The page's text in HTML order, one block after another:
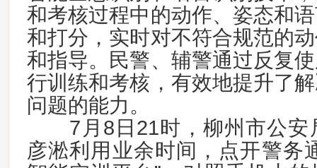
和考核过程中的动作、姿态和
和打分，实时对不符合规范的
和指导。民警、辅警通过反复
行训练和考核，有效地提升了
问题的能力。
7月8日21时，柳州市公安
彦淞利用业余时间，点开警务